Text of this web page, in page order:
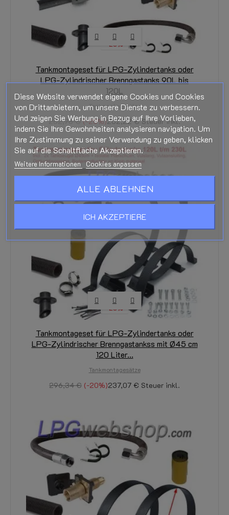
-20%
Tankmontageset für LPG-Zylindertanks oder
LPG-Zylindrischer Brenngastanks 90L bis
120L
Tankmontagesätze
252,78 € -20% 202,22 € Steuer inkl.
-20%
Tankmontageset für LPG-Zylindertanks oder
LPG-Zylindrischer Brenngastankss mit Ø45 cm
120 Liter...
Tankmontagesätze
296,34 € -20% 237,07 € Steuer inkl.
Diese Website verwendet eigene Cookies und Cookies
von Drittanbietern, um unsere Dienste zu verbessern.
Und zeigen Sie Werbung in Bezug auf Ihre Vorlieben,
indem Sie Ihre Gewohnheiten analysieren navigation. Um
Ihre Zustimmung zu seiner Verwendung zu geben, klicken
Sie auf die Schaltfläche Akzeptieren.
Weitere Informationen Cookies anpassen
ALLE ABLEHNEN
ICH AKZEPTIERE